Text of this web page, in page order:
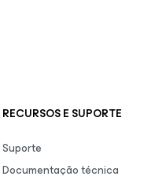
RECURSOS E SUPORTE
Suporte
Documentação técnica